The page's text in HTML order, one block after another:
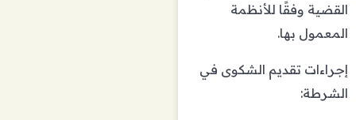
القضية وفقًا للأنظمة
المعمول بها.
إجراءات تقديم الشكوى في
الشرطة: